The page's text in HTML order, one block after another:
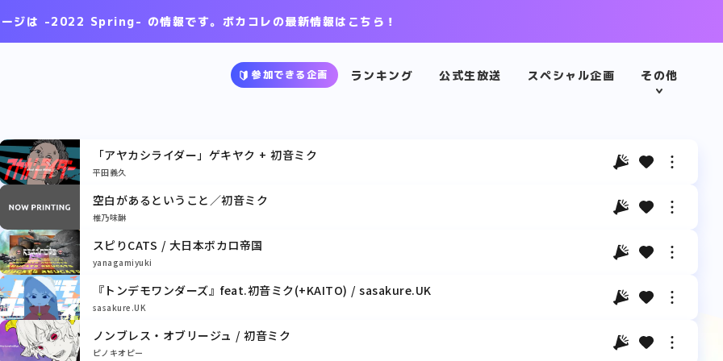
ージは -2022 Spring- の情報です。 ボカコレの最新情報はこちら！
参加できる企画 ランキング 公式生放送 スペシャル企画 その他
「アヤカシライダー」ゲキヤク + 初音ミク
平田義久
空白があるということ／初音ミク
椎乃味醂
スピりCATS / 大日本ボカロ帝国
yanagamiyuki
『トンデモワンダーズ』feat.初音ミク(+KAITO) / sasakure.‌UK
sasakure.UK
ノンブレス・オブリージュ / 初音ミク
ピノキオピー